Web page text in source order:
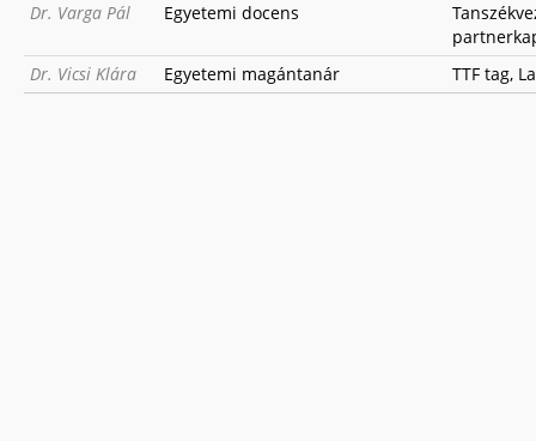
Dr. Varga Pál
Egyetemi docens
Dr. Vicsi Klára
Egyetemi magántanár TTF tag,